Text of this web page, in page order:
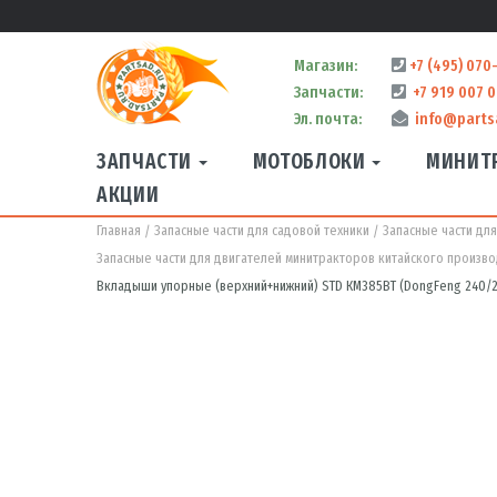
Магазин:
+7 (495)
Запчасти:
+7 919 007
Эл. почта:
ЗАПЧАСТИ МОТОБЛОКИ
АКЦИИ
Главная Запасные части для садовой техники
Запасные части
Запасные части для двигателей минитракторов китайского
Вкладыши упорные (верхний+нижний) STD КМ385ВТ (DongFeng 240/